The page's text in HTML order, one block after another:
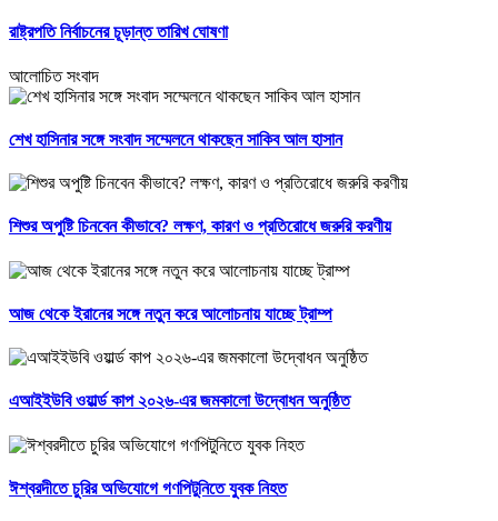
রাষ্ট্রপতি নির্বাচনের চূড়ান্ত তারিখ ঘোষণা
আলোচিত সংবাদ
শেখ হাসিনার সঙ্গে সংবাদ সম্মেলনে থাকছেন সাকিব আল হাসান
শিশুর অপুষ্টি চিনবেন কীভাবে? লক্ষণ, কারণ ও প্রতিরোধে জরুরি করণীয়
আজ থেকে ইরানের সঙ্গে নতুন করে আলোচনায় যাচ্ছে ট্রাম্প
এআইইউবি ওয়ার্ল্ড কাপ ২০২৬-এর জমকালো উদ্বোধন অনুষ্ঠিত
ঈশ্বরদীতে চুরির অভিযোগে গণপিটুনিতে যুবক নিহত